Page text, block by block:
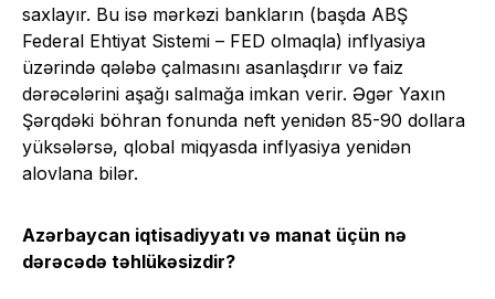
saxlayır. Bu isə mərkəzi bankların (başda ABŞ
Federal Ehtiyat Sistemi – FED olmaqla) inflyasiya
üzərində qələbə çalmasını asanlaşdırır və faiz
dərəcələrini aşağı salmağa imkan verir. Əgər Yaxın
Şərqdəki böhran fonunda neft yenidən 85-90 dollara
yüksələrsə, qlobal miqyasda inflyasiya yenidən
alovlana bilər.
Azərbaycan iqtisadiyyatı və manat üçün nə
dərəcədə təhlükəsizdir?